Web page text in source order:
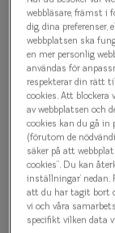
500 kr
Guld
Bågstorlek
XS
Upp till 119 mm
Osäker på
webbläsare, främst i
dig, dina
webbplatsen ska
en mer personlig
användas för
respekterar din rätt
cookies. Att blockera
av webbplatsen och
cookies kan du gå in
(förutom de
säker på att
cookies”. Du kan
inställningar’ nedan.
att du har tagit bort
vi och våra
specifikt vilken data